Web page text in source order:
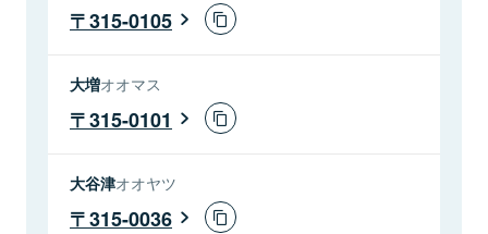
315-0105
大増オオマス
315-0101
大谷津オオヤツ
315-0036